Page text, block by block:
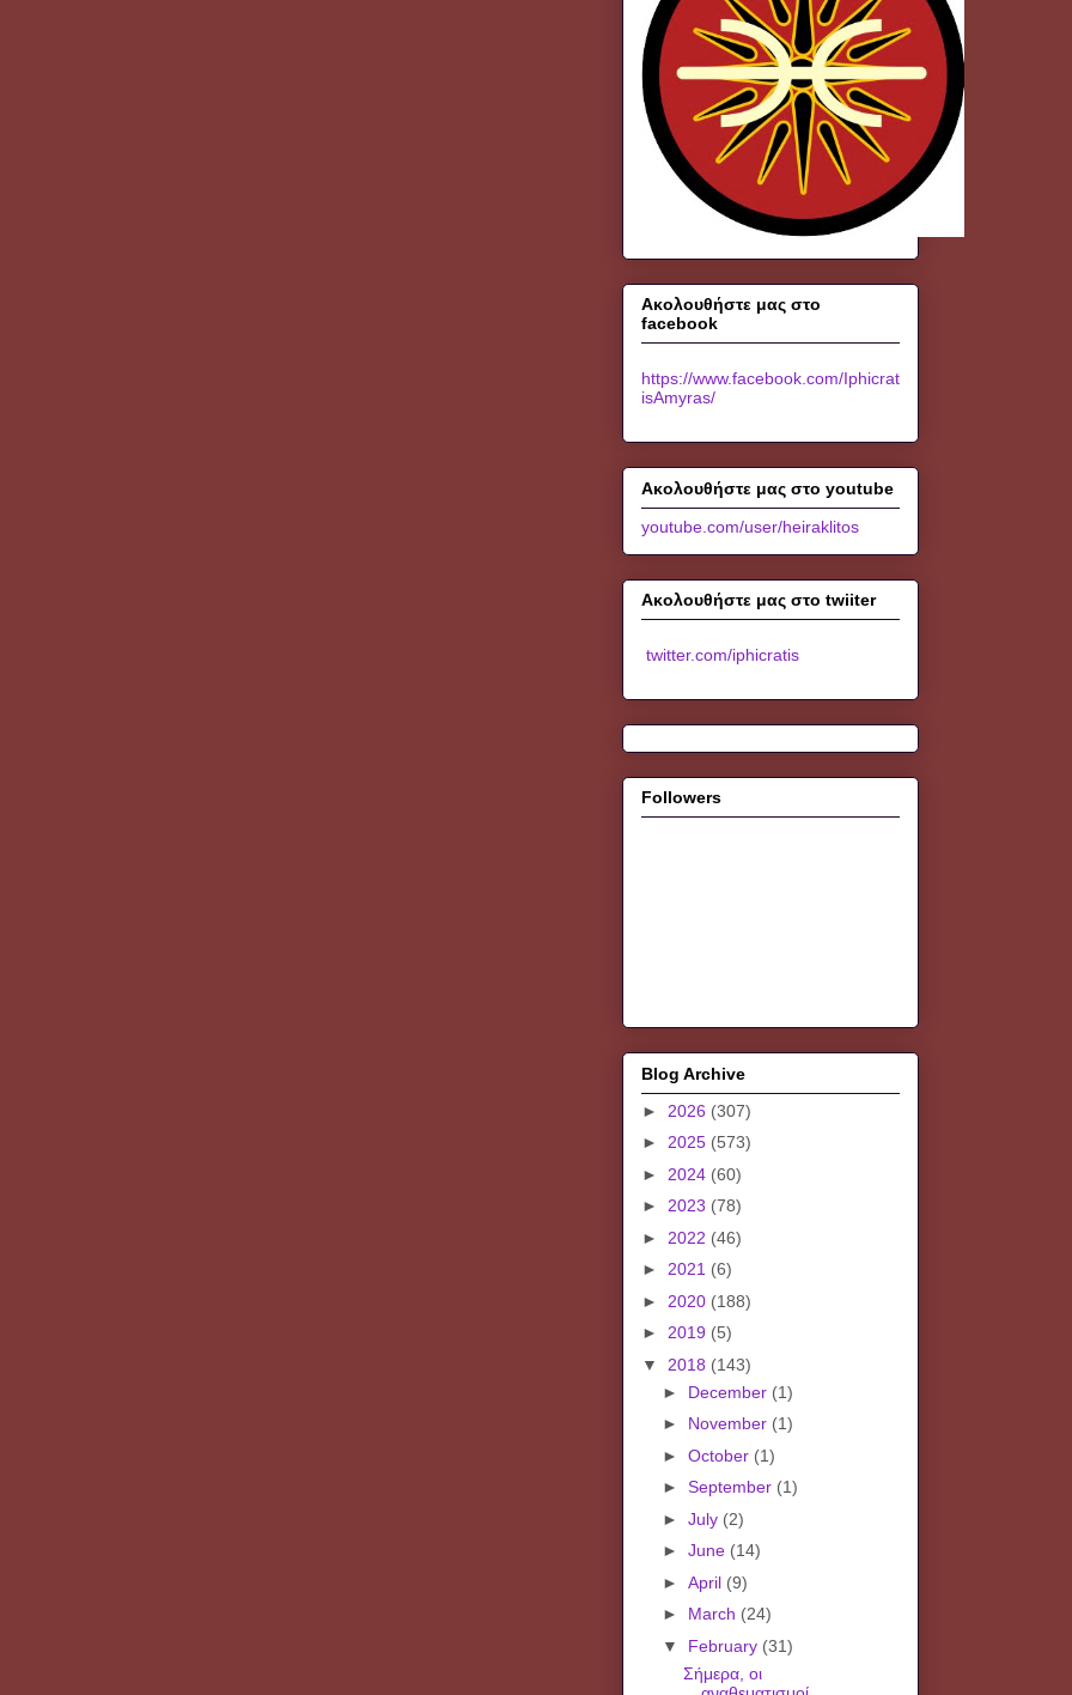
Ακολουθήστε μας στο
facebook
https://www.facebook.com/Iphicrat
isAmyras/
Ακολουθήστε μας στο youtube
youtube.com/user/heiraklitos
Ακολουθήστε μας στο twiiter
twitter.com/iphicratis
Followers
Blog Archive
► 2026 (307)
► 2025 (573)
► 2024 (60)
► 2023 (78)
► 2022 (46)
► 2021 (6)
► 2020 (188)
► 2019 (5)
▼ 2018 (143)
► December (1)
► November (1)
► October (1)
► September (1)
► July (2)
► June (14)
► April (9)
► March (24)
▼ February (31)
Σήμερα, οι